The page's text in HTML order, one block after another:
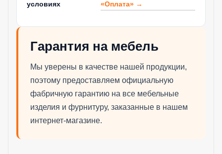
условиях
«Оплата» →
Гарантия на мебель
Мы уверены в качестве нашей продукции,
поэтому предоставляем официальную
фабричную гарантию на все мебельные
изделия и фурнитуру, заказанные в нашем
интернет-магазине.